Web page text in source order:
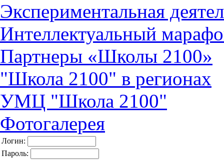
Экспериментальная
Интеллектуальный
Партнеры «Школы 2100»
"Школа 2100" в регионах
УМЦ "Школа 2100"
Фотогалерея
Логин:
Пароль: